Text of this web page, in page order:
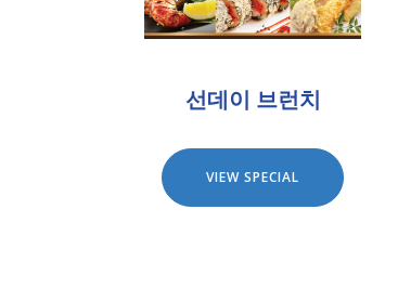
선데이 브런치